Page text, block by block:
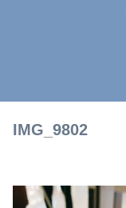
IMG_9802